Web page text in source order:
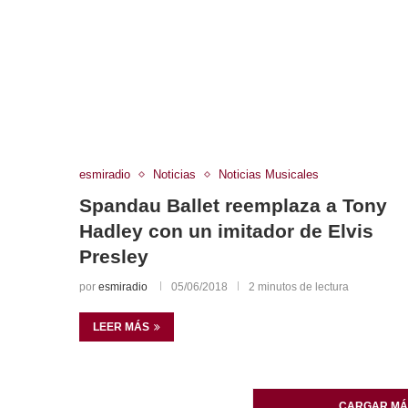
esmiradio Noticias Noticias Musicales
Spandau Ballet reemplaza a Tony
Hadley con un imitador de Elvis
Presley
por esmiradio 05/06/2018 2 minutos de lectura
LEER MÁS